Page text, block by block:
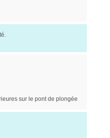
sur le pont de plongée